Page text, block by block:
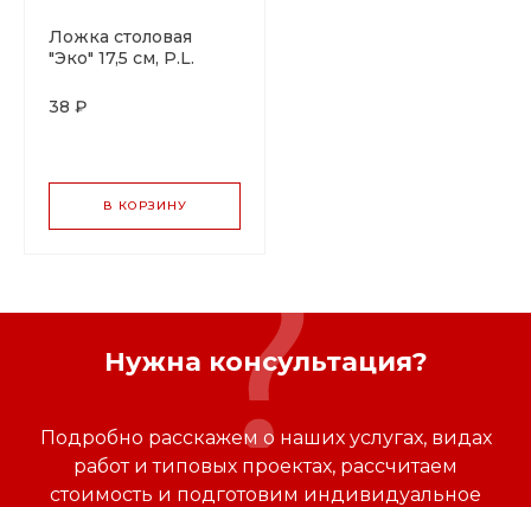
Ложка столовая
"Эко" 17,5 см, P.L.
38 ₽
В КОРЗИНУ
Нужна консультация?
Подробно расскажем о наших услугах, видах
работ и типовых проектах, рассчитаем
стоимость и подготовим индивидуальное